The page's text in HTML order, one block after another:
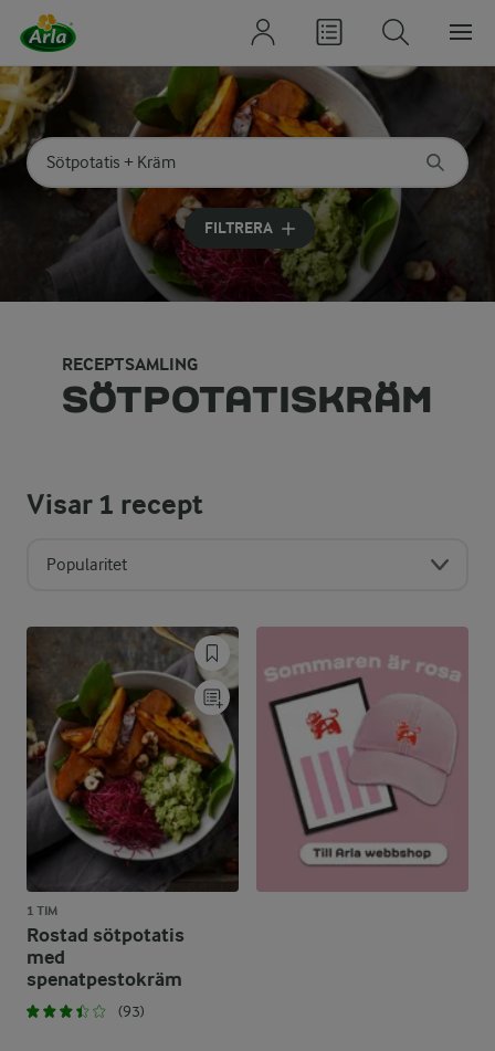
Sök på kategori eller ingrediens
Skriv in sökord för att få förslag
FILTRERA
RECEPTSAMLING
SÖTPOTATISKRÄM
Visar1 recept
Popularitet
1 TIM
Rostad sötpotatis
med
spenatpestokräm
(93)